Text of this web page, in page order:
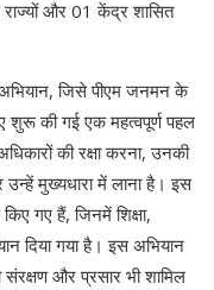
और 01 केंद्र शासित
जिसे पीएम जनमन के
शुरू की गई एक महत्वपूर्ण पहल
की रक्षा करना, उनकी
मुख्यधारा में लाना है। इस
गए हैं, जिनमें शिक्षा,
दिया गया है। इस अभियान
और प्रसार भी शामिल